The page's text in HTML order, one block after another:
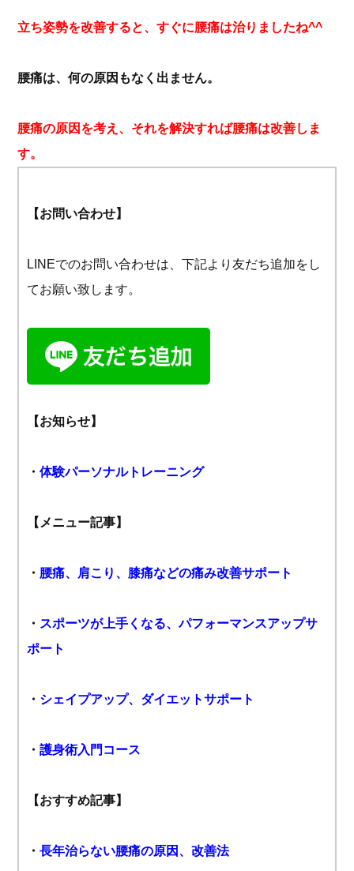
立ち姿勢を改善すると、すぐに腰痛は治りましたね^^
腰痛は、何の原因もなく出ません。
腰痛の原因を考え、それを解決すれば腰痛は改善しま
す。
【お問い合わせ】
LINEでのお問い合わせは、下記より友だち追加をし
てお願い致します。
【お知らせ】
・体験パーソナルトレーニング
【メニュー記事】
・ 腰痛、肩こり、膝痛などの痛み改善サポート
・ スポーツが上手くなる、パフォーマンスアップサ
ポート
・ シェイプアップ、ダイエットサポート
・護身術入門コース
【おすすめ記事】
・長年治らない腰痛の原因、改善法